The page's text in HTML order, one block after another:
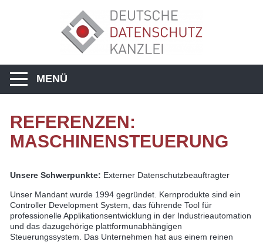
MENÜ
REFERENZEN:
MASCHINENSTEUERUNG
Unsere Schwerpunkte: Externer Datenschutzbeauftragter
Unser Mandant wurde 1994 gegründet. Kernprodukte sind ein
Controller Development System, das führende Tool für
professionelle Applikationsentwicklung in der Industrieautomation
und das dazugehörige plattformunabhängigen
Steuerungssystem. Das Unternehmen hat aus einem reinen